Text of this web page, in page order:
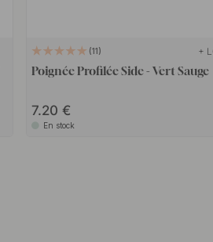
11 +
Poignée Profilée Side - Vert Sauge
7.20
En stock